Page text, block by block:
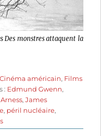
Des monstres attaquent la
Cinéma américain, Films
: Edmund Gwenn,
,James
, péril nucléaire,
sur
Des